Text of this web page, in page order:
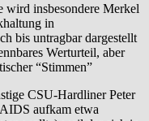
wird insbesondere Merkel
in
bis untragbar dargestellt
Werturteil, aber
“Stimmen”
CSU-Hardliner Peter
aufkam etwa